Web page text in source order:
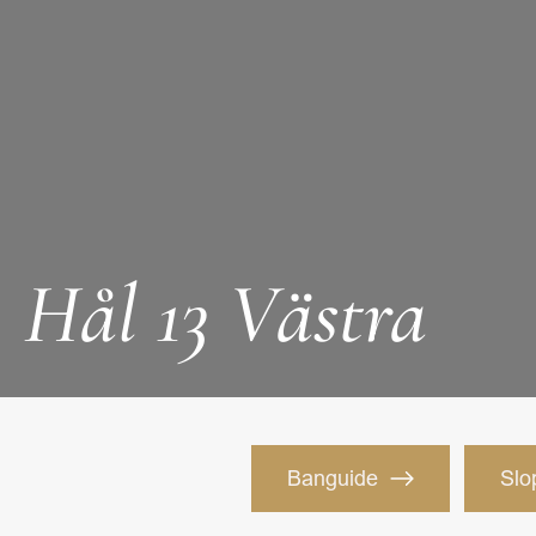
Hål 13 Västra
Banguide